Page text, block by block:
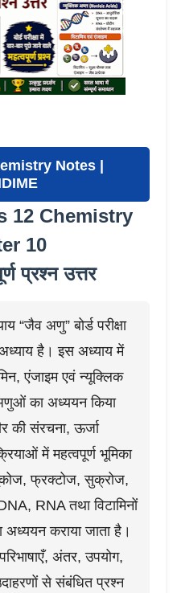
Notes |
12 Chemistry
10
प्रश्न उत्तर
“जैव अणु” बोर्ड परीक्षा
है। इस अध्याय में
एंजाइम एवं न्यूक्लिक
का अध्ययन किया
की संरचना, ऊर्जा
में महत्वपूर्ण भूमिका
फ्रक्टोज, सुक्रोज,
RNA तथा विटामिनों
अध्ययन कराया जाता है।
अंतर, उपयोग,
से संबंधित प्रश्न